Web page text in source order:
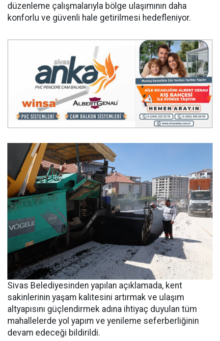
düzenleme çalışmalarıyla bölge ulaşımının daha
konforlu ve güvenli hale getirilmesi hedefleniyor.
Sivas Belediyesinden yapılan açıklamada, kent
sakinlerinin yaşam kalitesini artırmak ve ulaşım
altyapısını güçlendirmek adına ihtiyaç duyulan tüm
mahallelerde yol yapım ve yenileme seferberliğinin
devam edeceği bildirildi.